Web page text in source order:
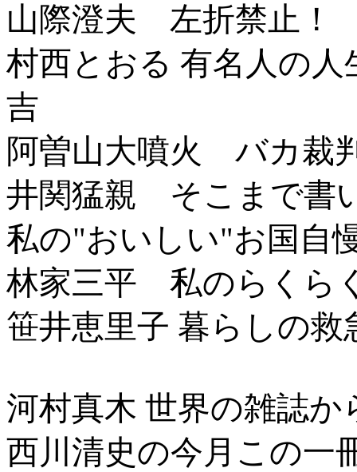
山際澄夫 左折禁止！
村西とおる 有名人の
吉
阿曽山大噴火 バカ裁
井関猛親 そこまで書
私の"おいしい"お国自
林家三平 私のらくら
笹井恵里子 暮らしの
河村真木 世界の雑誌か
西川清史の今月この一